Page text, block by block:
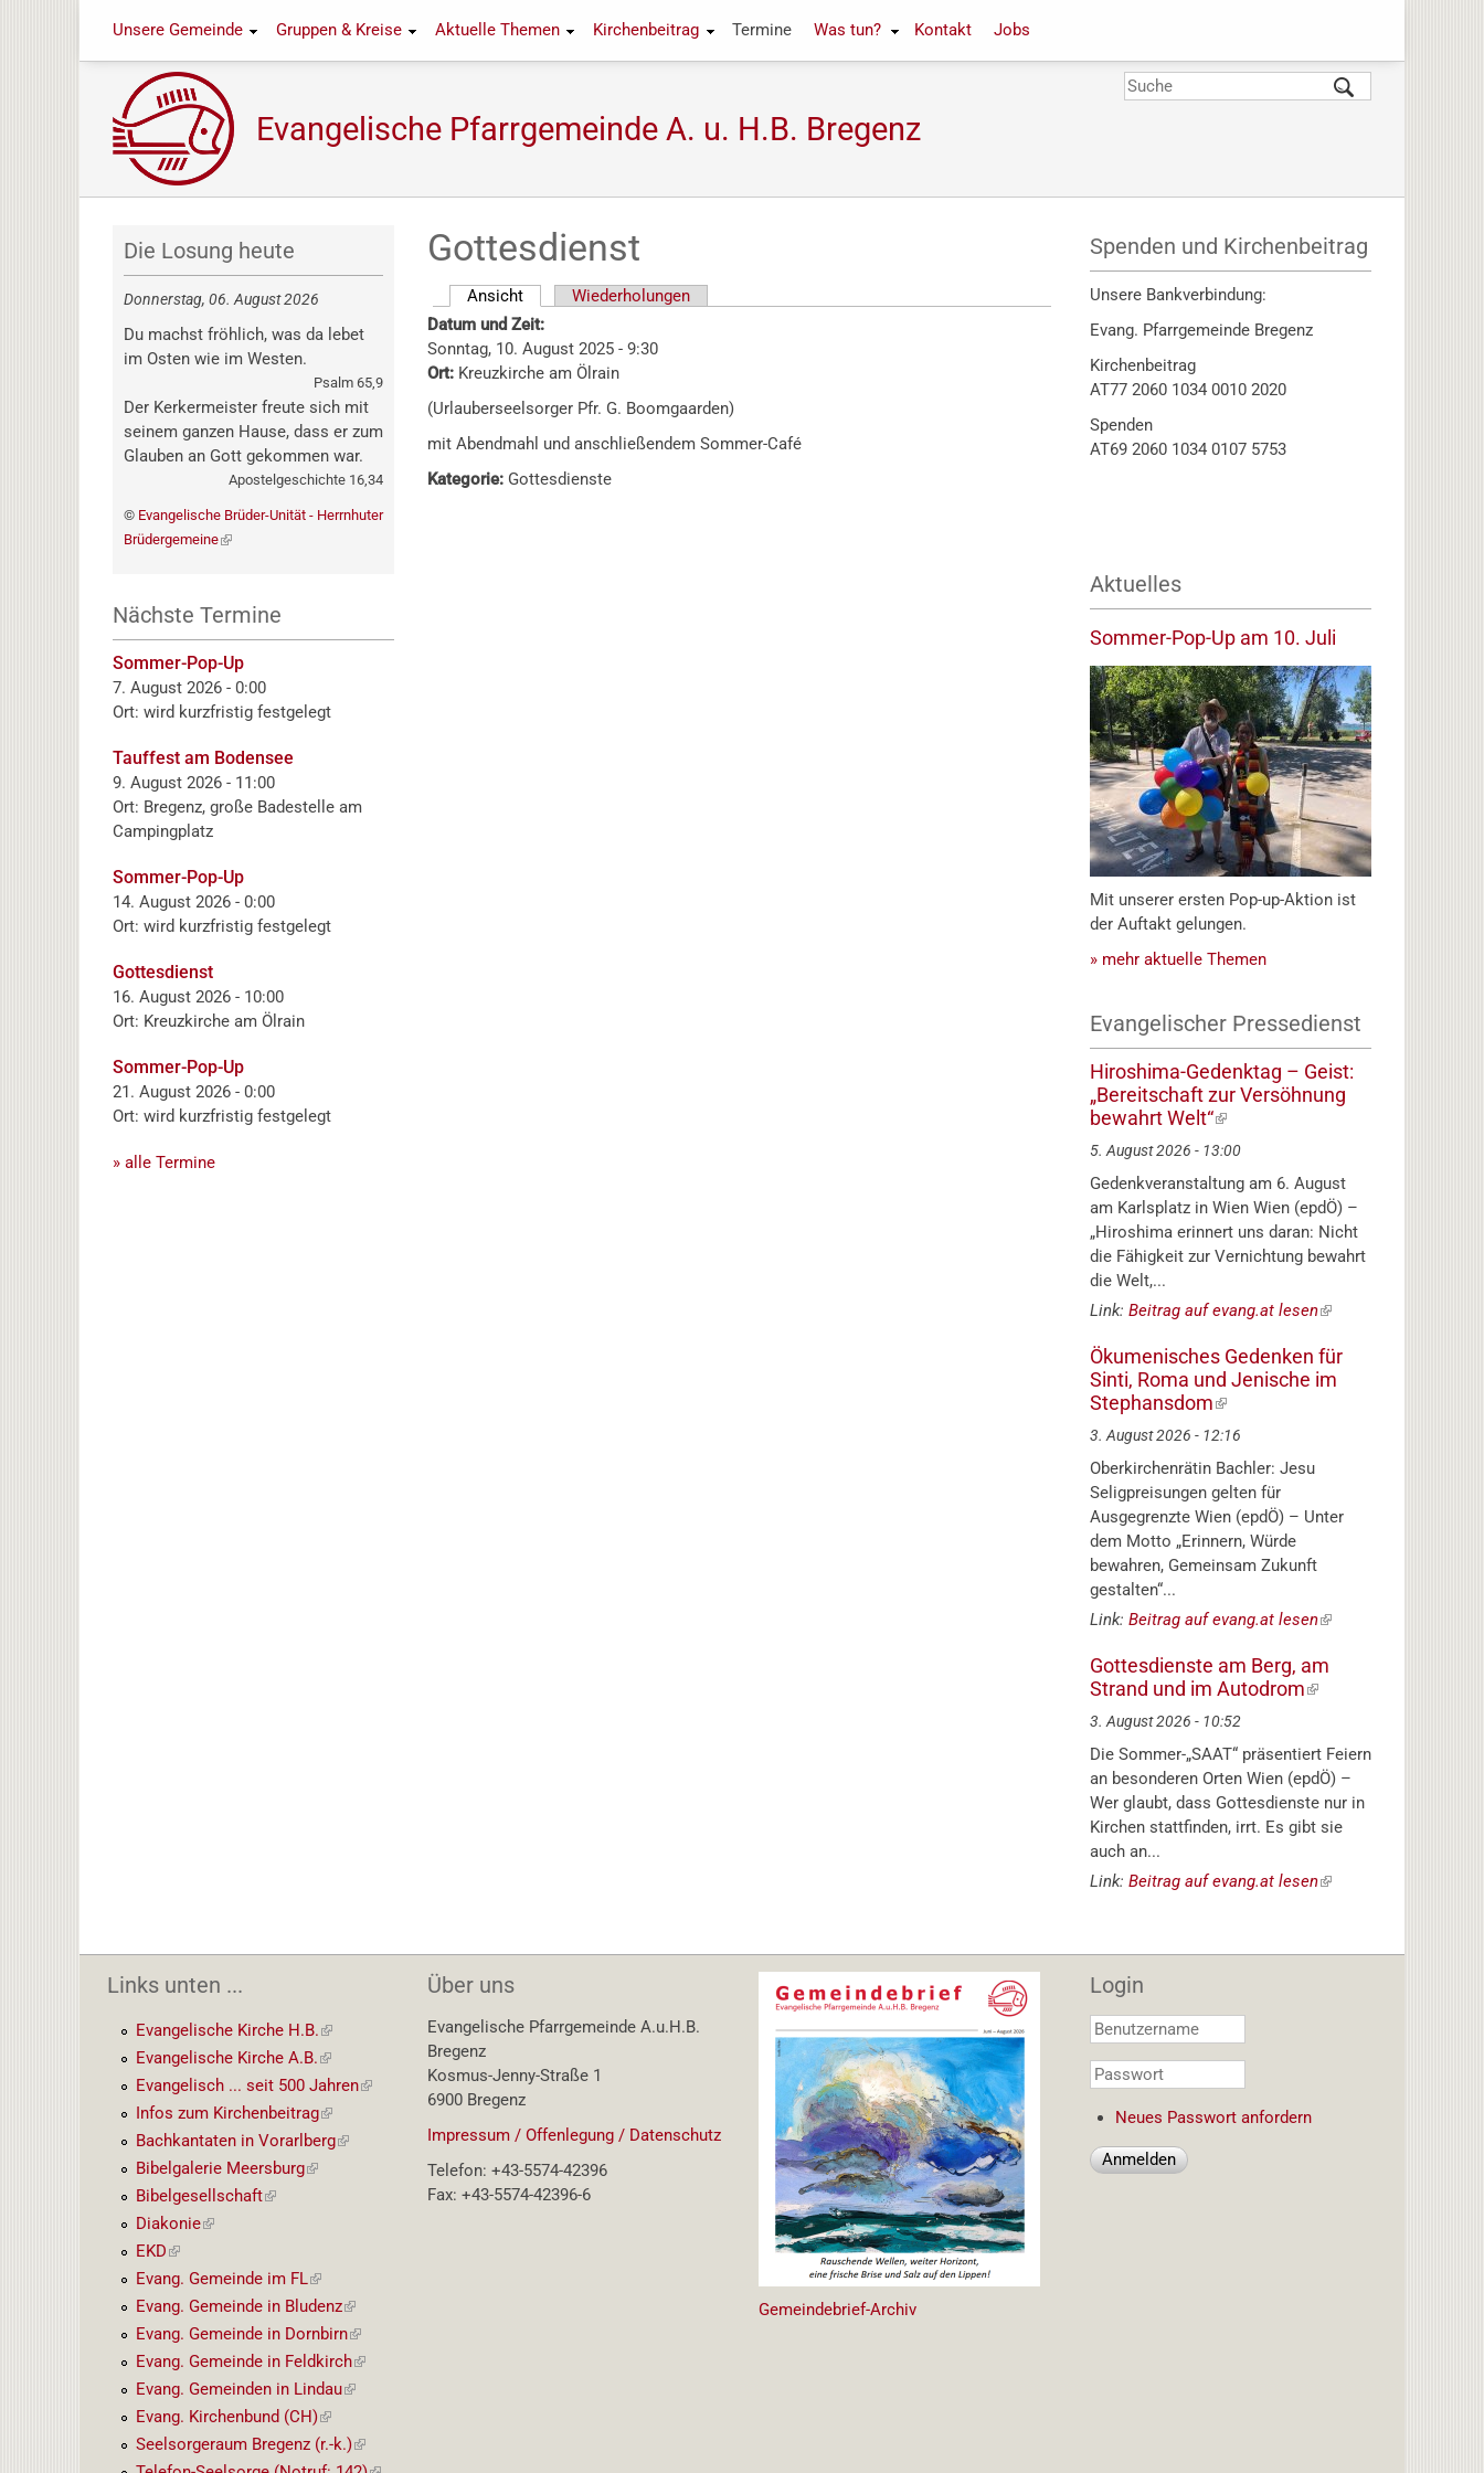
Unsere Gemeinde Gruppen & Kreise Aktuelle Themen Kirchenbeitrag Termine Was tun? Kontakt Jobs
Evangelische Pfarrgemeinde A. u. H.B. Bregenz
Suchformular
Gottesdienst
Haupt-
Reiter
Ansicht (aktiver Reiter)
Wiederholungen
Datum und Zeit:
Sonntag, 10. August 2025 - 9:30
Ort: Kreuzkirche am Ölrain
(Urlauberseelsorger Pfr. G. Boomgaarden)
mit Abendmahl und anschließendem Sommer-Café
Kategorie: Gottesdienste
Die Losung heute
Donnerstag, 06. August 2026
Du machst fröhlich, was da lebet
im Osten wie im Westen.
Psalm 65,9
Der Kerkermeister freute sich mit
seinem ganzen Hause, dass er zum
Glauben an Gott gekommen war.
Apostelgeschichte 16,34
© Evangelische Brüder-Unität - Herrnhuter
Brüdergemeine(externer
Nächste Termine
Sommer-Pop-Up
7. August 2026 - 0:00
Ort: wird kurzfristig festgelegt
Tauffest am Bodensee
9. August 2026 - 11:00
Ort: Bregenz, große Badestelle am
Campingplatz
Sommer-Pop-Up
14. August 2026 - 0:00
Ort: wird kurzfristig festgelegt
Gottesdienst
16. August 2026 - 10:00
Ort: Kreuzkirche am Ölrain
Sommer-Pop-Up
21. August 2026 - 0:00
Ort: wird kurzfristig festgelegt
» alle Termine
Spenden und Kirchenbeitrag
Unsere Bankverbindung:
Evang. Pfarrgemeinde Bregenz
Kirchenbeitrag
AT77 2060 1034 0010 2020
Spenden
AT69 2060 1034 0107 5753
Aktuelles
Sommer-Pop-Up am 10. Juli
Mit unserer ersten Pop-up-Aktion ist
der Auftakt gelungen.
» mehr aktuelle Themen
Evangelischer Pressedienst
Hiroshima-Gedenktag – Geist:
„Bereitschaft zur Versöhnung
bewahrt Welt“(externer
Link)
5. August 2026 - 13:00
Gedenkveranstaltung am 6. August
am Karlsplatz in Wien Wien (epdÖ) –
„Hiroshima erinnert uns daran: Nicht
die Fähigkeit zur Vernichtung bewahrt
die Welt,...
Link: Beitrag auf evang.at lesen(externer
Ökumenisches Gedenken für
Sinti, Roma und Jenische im
Stephansdom(externer
Link)
3. August 2026 - 12:16
Oberkirchenrätin Bachler: Jesu
Seligpreisungen gelten für
Ausgegrenzte Wien (epdÖ) – Unter
dem Motto „Erinnern, Würde
bewahren, Gemeinsam Zukunft
gestalten“...
Link: Beitrag auf evang.at lesen(externer
Gottesdienste am Berg, am
Strand und im Autodrom(externer
3. August 2026 - 10:52
Die Sommer-„SAAT“ präsentiert Feiern
an besonderen Orten Wien (epdÖ) –
Wer glaubt, dass Gottesdienste nur in
Kirchen stattfinden, irrt. Es gibt sie
auch an...
Link: Beitrag auf evang.at lesen(externer
Links unten ...
Evangelische Kirche H.B.(externer
Link)
Evangelische Kirche A.B.(externer
Link)
Evangelisch ... seit 500 Jahren(externer
Infos zum Kirchenbeitrag(externer
Link)
Bachkantaten in Vorarlberg(externer
Bibelgalerie Meersburg(externer
Bibelgesellschaft(externer
Diakonie(externer
EKD(externer
Link)
Evang. Gemeinde im FL(externer
Link)
Evang. Gemeinde in Bludenz(externer
Link)
Evang. Gemeinde in Dornbirn(externer
Link)
Evang. Gemeinde in Feldkirch(externer
Link)
Evang. Gemeinden in Lindau(externer
Evang. Kirchenbund (CH)(externer
Link)
Seelsorgeraum Bregenz (r.-k.)(externer
Link)
Über uns
Evangelische Pfarrgemeinde A.u.H.B.
Bregenz
Kosmus-Jenny-Straße 1
6900 Bregenz
Impressum / Offenlegung / Datenschutz
Telefon: +43-5574-42396
Fax: +43-5574-42396-6
Gemeindebrief-Archiv
Login
Benutzername
Passwort
Neues Passwort anfordern